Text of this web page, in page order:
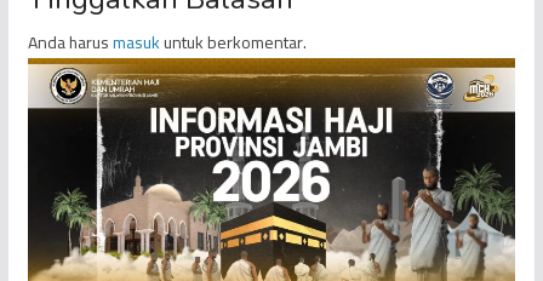
Anda harusmasukuntuk berkomentar.